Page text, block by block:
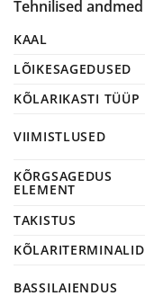
Tehnilised andmed
KAAL
LÕIKESAGEDUSED
KÕLARIKASTI TÜÜP
VIIMISTLUSED
KÕRGSAGEDUS
ELEMENT
TAKISTUS
KÕLARITERMINALID
BASSILAIENDUS